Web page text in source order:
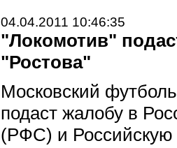
04.04.2011 10:46:35
"Локомотив"
"Ростова"
Московский
подаст жалобу в
(РФС) и Российскую